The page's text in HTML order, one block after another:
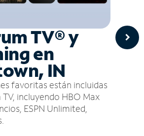
TV® y
en
IN
favoritas están incluidas
incluyendo HBO Max
ESPN Unlimited,